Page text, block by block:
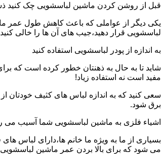
قبل از روشن کردن ماشین لباسشویی چک کنید
یکی دیگر از عواملی که باعث کاهش طول عمر
لباسشویی قرار دهید،جیب های آن ها را خالی
به اندازه از پودر لباسشویی استفاده کنید
شاید تا به حال به ذهنتان خطور کرده است که
مفید است نه استفاده زیاد!
سعی کنید که به اندازه لباس های کثیف خودتان
برق شود.
اشیاء فلزی به ماشین لباسشویی شما آسیب می
بسیاری از ما به ویژه ما خانم ها،دارای لباس
می شود که برای بالا بردن عمر ماشین